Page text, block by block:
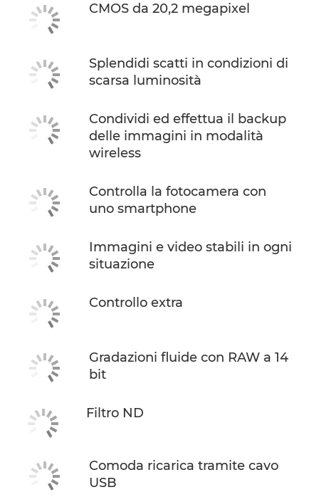
CMOS da 20,2 megapixel
Splendidi scatti in condizioni di
scarsa luminosità
Condividi ed effettua il backup
delle immagini in modalità
wireless
Controlla la fotocamera con
uno smartphone
Immagini e video stabili in ogni
situazione
Controllo extra
Gradazioni fluide con RAW a 14
bit
Filtro ND
Comoda ricarica tramite cavo
USB